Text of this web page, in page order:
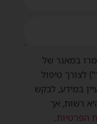
במאגר של
טיפול
במידע, לבקש
אך
.